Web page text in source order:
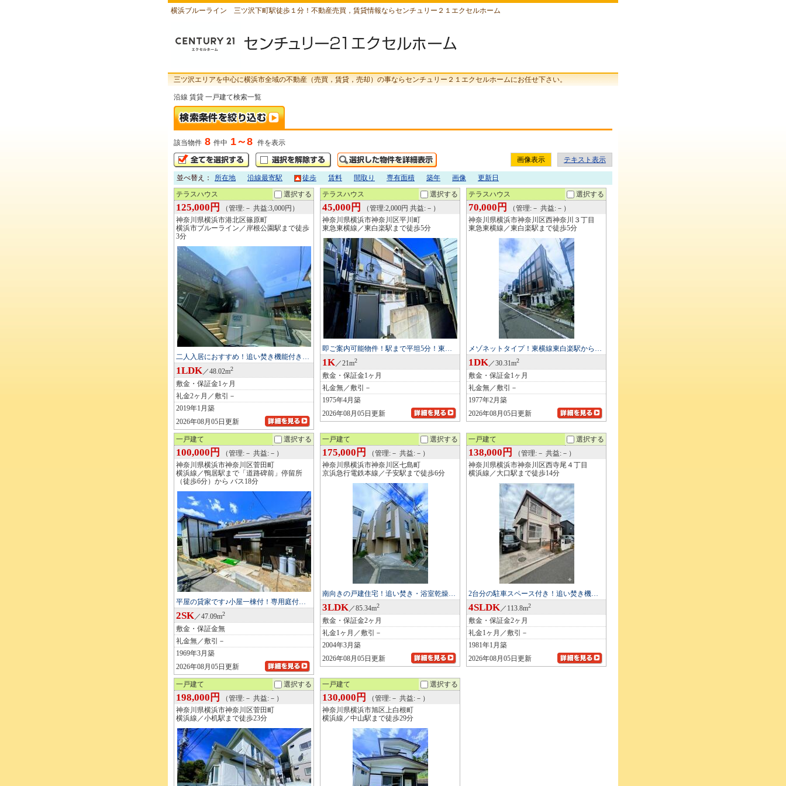
横浜ブルーライン 三ツ沢下町駅徒歩１分！不動産売買，賃貸情報ならセンチュリー２１エクセルホーム
三ツ沢エリアを中心に横浜市全域の不動産（売買，賃貸，売却）の事ならセンチュリー２１エクセルホームにお任せ下さい。
沿線 賃貸 一戸建て検索一覧
該当物件 8 件中 1～8 件を表示
画像表示 テキスト表示
並べ替え： 所在地 沿線最寄駅 徒歩 賃料 間取り 専有面積 築年 画像 更新日
テラスハウス 選択する
125,000円
（管理:－ 共益:3,000円）
神奈川県横浜市港北区篠原町
横浜市ブルーライン／岸根公園駅まで徒歩
3分
二人入居におすすめ！追い焚き機能付き…
1LDK／48.02m2
敷金・保証金1ヶ月
礼金2ヶ月／敷引－
2019年1月築
2026年08月05日更新
テラスハウス 選択する
45,000円
（管理:2,000円 共益:－）
神奈川県横浜市神奈川区平川町
東急東横線／東白楽駅まで徒歩5分
即ご案内可能物件！駅まで平坦5分！東…
1K／21m2
敷金・保証金1ヶ月
礼金無／敷引－
1975年4月築
2026年08月05日更新
テラスハウス 選択する
70,000円
（管理:－ 共益:－）
神奈川県横浜市神奈川区西神奈川３丁目
東急東横線／東白楽駅まで徒歩5分
メゾネットタイプ！東横線東白楽駅から…
1DK／30.31m2
敷金・保証金1ヶ月
礼金無／敷引－
1977年2月築
2026年08月05日更新
一戸建て 選択する
100,000円
（管理:－ 共益:－）
神奈川県横浜市神奈川区菅田町
横浜線／鴨居駅まで「道路碑前」停留所
（徒歩6分）から バス18分
平屋の貸家です♪小屋一棟付！専用庭付…
2SK／47.09m2
敷金・保証金無
礼金無／敷引－
1969年3月築
2026年08月05日更新
一戸建て 選択する
175,000円
（管理:－ 共益:－）
神奈川県横浜市神奈川区七島町
京浜急行電鉄本線／子安駅まで徒歩6分
南向きの戸建住宅！追い焚き・浴室乾燥…
3LDK／85.34m2
敷金・保証金2ヶ月
礼金1ヶ月／敷引－
2004年3月築
2026年08月05日更新
一戸建て 選択する
138,000円
（管理:－ 共益:－）
神奈川県横浜市神奈川区西寺尾４丁目
横浜線／大口駅まで徒歩14分
2台分の駐車スペース付き！追い焚き機…
4SLDK／113.8m2
敷金・保証金2ヶ月
礼金1ヶ月／敷引－
1981年1月築
2026年08月05日更新
一戸建て 選択する
198,000円
（管理:－ 共益:－）
神奈川県横浜市神奈川区菅田町
横浜線／小机駅まで徒歩23分
一戸建て 選択する
130,000円
（管理:－ 共益:－）
神奈川県横浜市旭区上白根町
横浜線／中山駅まで徒歩29分